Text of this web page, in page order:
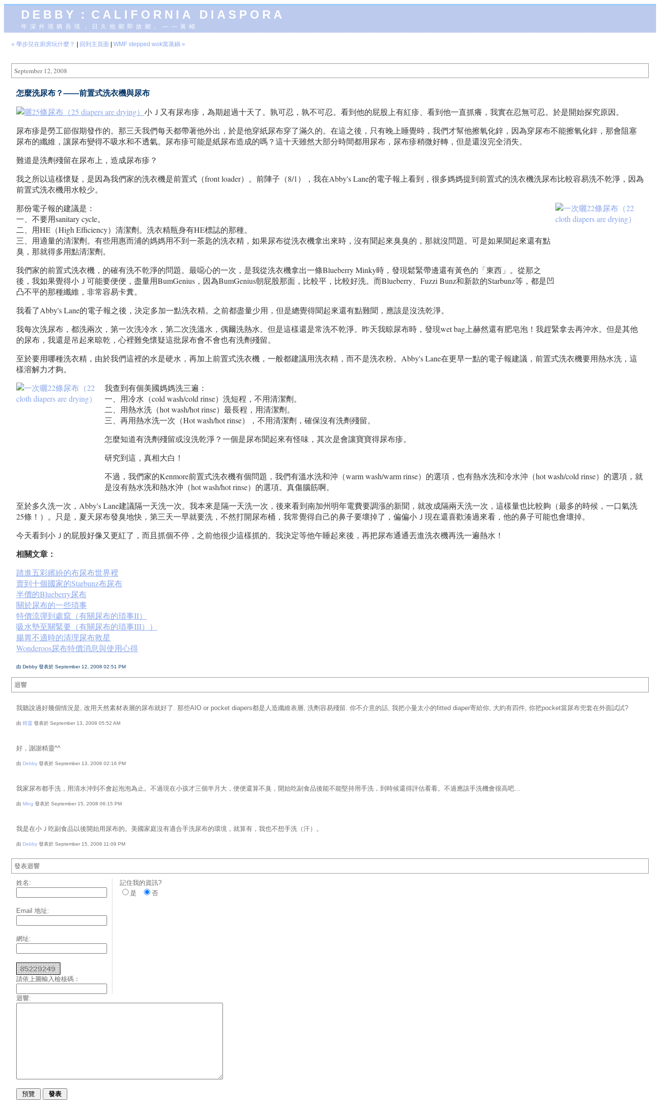
DEBBY：CALIFORNIA DIASPORA
年深外境猶吾境，日久他鄉即故鄉。——黃峭
« 學步兒在廚房玩什麼？ 回到主頁面 WMF stepped wok當蒸鍋 »
September 12, 2008
怎麼洗尿布？——前置式洗衣機與尿布
小Ｊ又有尿布疹，為期超過十天了。孰可忍，孰不可忍。看到他的屁股上有紅疹、看到他一直抓癢，我實在忍無可忍。於是開始探究原因。
尿布疹是勞工節假期發作的。那三天我們每天都帶著他外出，於是他穿紙尿布穿了滿久的。在這之後，只有晚上睡覺時，我們才幫他擦氧化鋅，因為穿尿布不能擦氧化鋅，那會阻塞
尿布的纖維，讓尿布變得不吸水和不透氣。尿布疹可能是紙尿布造成的嗎？這十天雖然大部分時間都用尿布，尿布疹稍微好轉，但是還沒完全消失。
難道是洗劑殘留在尿布上，造成尿布疹？
我之所以這樣懷疑，是因為我們家的洗衣機是前置式（front loader）。前陣子（8/1），我在Abby's Lane的電子報上看到，很多媽媽提到前置式的洗衣機洗尿布比較容易洗不乾淨，因為
前置式洗衣機用水較少。
那份電子報的建議是：
一、不要用sanitary cycle。
二、用HE（High Efficiency）清潔劑。洗衣精瓶身有HE標誌的那種。
三、用適量的清潔劑。有些用惠而浦的媽媽用不到一茶匙的洗衣精，如果尿布從洗衣機拿出來時，沒有聞起來臭臭的，那就沒問題。可是如果聞起來還有點
臭，那就得多用點清潔劑。
我們家的前置式洗衣機，的確有洗不乾淨的問題。最噁心的一次，是我從洗衣機拿出一條Blueberry Minky時，發現鬆緊帶邊還有黃色的「東西」。從那之
後，我如果覺得小Ｊ可能要便便，盡量用BumGenius，因為BumGenius朝屁股那面，比較平，比較好洗。而Blueberry、Fuzzi Bunz和新款的Starbunz等，都是凹
凸不平的那種纖維，非常容易卡糞。
我看了Abby's Lane的電子報之後，決定多加一點洗衣精。之前都盡量少用，但是總覺得聞起來還有點難聞，應該是沒洗乾淨。
我每次洗尿布，都洗兩次，第一次洗冷水，第二次洗溫水，偶爾洗熱水。但是這樣還是常洗不乾淨。昨天我晾尿布時，發現wet bag上赫然還有肥皂泡！我趕緊拿去再沖水。但是其他
的尿布，我還是吊起來晾乾，心裡難免懷疑這批尿布會不會也有洗劑殘留。
至於要用哪種洗衣精，由於我們這裡的水是硬水，再加上前置式洗衣機，一般都建議用洗衣精，而不是洗衣粉。Abby's Lane在更早一點的電子報建議，前置式洗衣機要用熱水洗，這
樣溶解力才夠。
我查到有個美國媽媽洗三遍：
一、用冷水（cold wash/cold rinse）洗短程，不用清潔劑。
二、用熱水洗（hot wash/hot rinse）最長程，用清潔劑。
三、再用熱水洗一次（Hot wash/hot rinse），不用清潔劑，確保沒有洗劑殘留。
怎麼知道有洗劑殘留或沒洗乾淨？一個是尿布聞起來有怪味，其次是會讓寶寶得尿布疹。
研究到這，真相大白！
不過，我們家的Kenmore前置式洗衣機有個問題，我們有溫水洗和沖（warm wash/warm rinse）的選項，也有熱水洗和冷水沖（hot wash/cold rinse）的選項，就
是沒有熱水洗和熱水沖（hot wash/hot rinse）的選項。真傷腦筋啊。
至於多久洗一次，Abby's Lane建議隔一天洗一次。我本來是隔一天洗一次，後來看到南加州明年電費要調漲的新聞，就改成隔兩天洗一次，這樣量也比較夠（最多的時候，一口氣洗
25條！）。只是，夏天尿布發臭地快，第三天一早就要洗，不然打開尿布桶，我常覺得自己的鼻子要壞掉了，偏偏小Ｊ現在還喜歡湊過來看，他的鼻子可能也會壞掉。
今天看到小Ｊ的屁股好像又更紅了，而且抓個不停，之前他很少這樣抓的。我決定等他午睡起來後，再把尿布通通丟進洗衣機再洗一遍熱水！
相關文章：
踏進五彩繽紛的布尿布世界裡
賣到十個國家的Starbunz布尿布
半價的Blueberry尿布
關於尿布的一些瑣事
特價流彈到處竄（有關尿布的瑣事II）
吸水墊至關緊要（有關尿布的瑣事III））
腸胃不適時的清理尿布救星
Wonderoos尿布特價消息與使用心得
由 Debby 發表於 September 12, 2008 02:51 PM
迴響
我聽說過好幾個情況是, 改用天然素材表層的尿布就好了. 那些AIO or pocket diapers都是人造纖維表層, 洗劑容易殘留. 你不介意的話, 我把小曼太小的fitted diaper寄給你, 大約有四件, 你把pocket當尿布兜套在外面試試?
由 精靈 發表於 September 13, 2008 05:52 AM
好，謝謝精靈^^
由 Debby 發表於 September 13, 2008 02:16 PM
我家尿布都手洗，用清水沖到不會起泡泡為止。不過現在小孩才三個半月大，便便還算不臭，開始吃副食品後能不能堅持用手洗，到時候還得評估看看。不過應該手洗機會很高吧...
由 Ming 發表於 September 15, 2008 06:15 PM
我是在小Ｊ吃副食品以後開始用尿布的。美國家庭沒有適合手洗尿布的環境，就算有，我也不想手洗（汗）。
由 Debby 發表於 September 15, 2008 11:09 PM
發表迴響
姓名:
Email 地址:
網址:
請依上圖輸入檢核碼：
記住我的資訊?
是
否
迴響: